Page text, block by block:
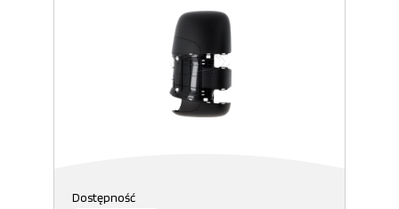
Dostępność